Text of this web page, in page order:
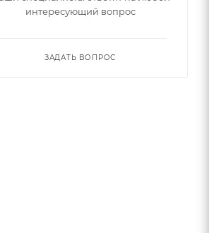
интересующий вопрос
ЗАДАТЬ ВОПРОС